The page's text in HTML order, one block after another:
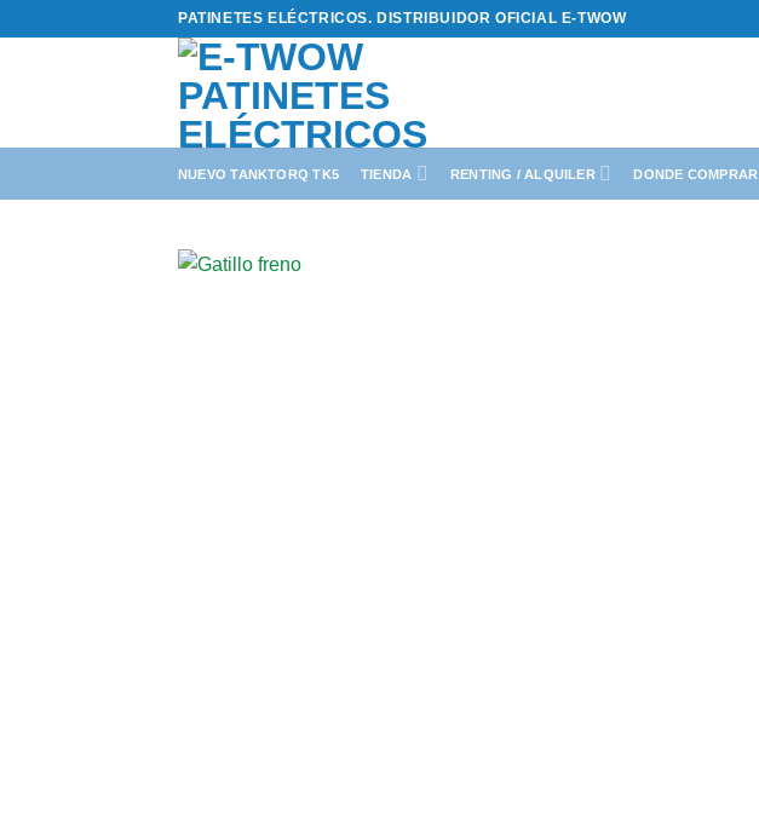
al
PATINETES ELÉCTRICOS. DISTRIBUIDOR OFICIAL E-TWOW
NUEVO TANKTORQ TK5 TIENDA RENTING / ALQUILER DONDE COMPRAR